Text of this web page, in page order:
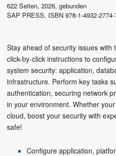
622 Seiten, 2026, gebunden
SAP PRESS, ISBN 978-1-4932-
Stay ahead of security issues
click-by-click instructions to
system security: application,
infrastructure. Perform key tasks
authentication, securing network
in your environment. Whether
cloud, boost your security with
safe!
Configure application,